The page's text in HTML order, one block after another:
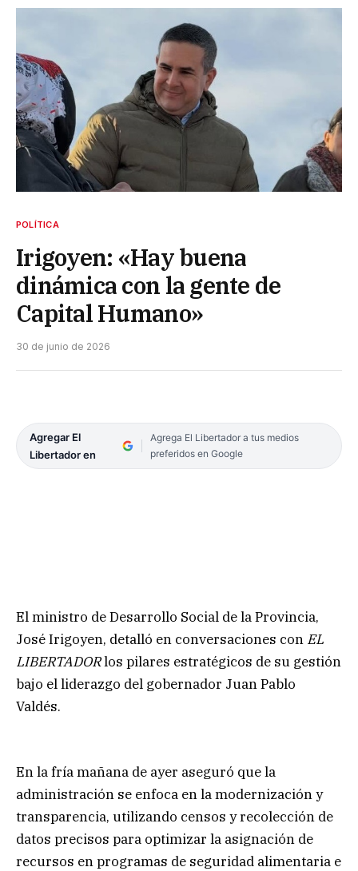
POLÍTICA
Irigoyen: «Hay buena
dinámica con la gente de
Capital Humano»
30 de junio de 2026
Agregar El
Libertador en
Agrega El Libertador a tus medios
preferidos en Google
El ministro de Desarrollo Social de la Provincia,
José Irigoyen, detalló en conversaciones con EL
LIBERTADORlos pilares estratégicos de su gestión
bajo el liderazgo del gobernador Juan Pablo
Valdés.
En la fría mañana de ayer aseguró que la
administración se enfoca en la modernización y
transparencia, utilizando censos y recolección de
datos precisos para optimizar la asignación de
recursos en programas de seguridad alimentaria e